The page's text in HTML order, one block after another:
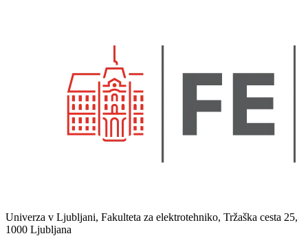
Univerza v Ljubljani, Fakulteta za elektrotehniko, Tržaška cesta 25,
1000 Ljubljana